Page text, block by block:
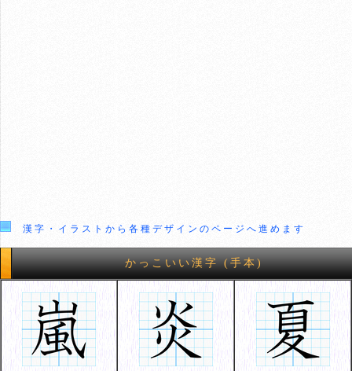
漢字・イラストから各種デザインのページへ進めます
かっこいい漢字 (手本)